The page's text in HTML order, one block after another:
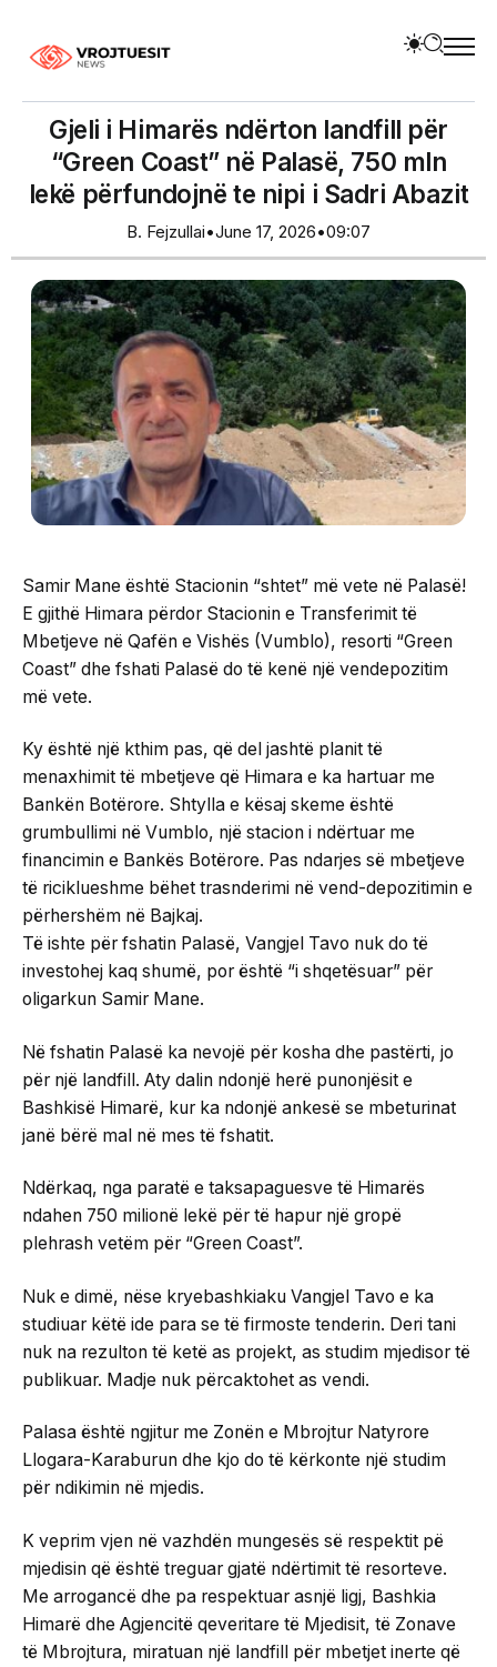
Gjeli i Himarës ndërton landfill për
“Green Coast” në Palasë, 750 mln
lekë përfundojnë te nipi i Sadri Abazit
B. Fejzullai•June 17, 2026•09:07
Samir Mane është Stacionin “shtet” më vete në Palasë!
E gjithë Himara përdor Stacionin e Transferimit të
Mbetjeve në Qafën e Vishës (Vumblo), resorti “Green
Coast” dhe fshati Palasë do të kenë një vendepozitim
më vete.
Ky është një kthim pas, që del jashtë planit të
menaxhimit të mbetjeve që Himara e ka hartuar me
Bankën Botërore. Shtylla e kësaj skeme është
grumbullimi në Vumblo, një stacion i ndërtuar me
financimin e Bankës Botërore. Pas ndarjes së mbetjeve
të riciklueshme bëhet trasnderimi në vend-depozitimin e
përhershëm në Bajkaj.
Të ishte për fshatin Palasë, Vangjel Tavo nuk do të
investohej kaq shumë, por është “i shqetësuar” për
oligarkun Samir Mane.
Në fshatin Palasë ka nevojë për kosha dhe pastërti, jo
për një landfill. Aty dalin ndonjë herë punonjësit e
Bashkisë Himarë, kur ka ndonjë ankesë se mbeturinat
janë bërë mal në mes të fshatit.
Ndërkaq, nga paratë e taksapaguesve të Himarës
ndahen 750 milionë lekë për të hapur një gropë
plehrash vetëm për “Green Coast”.
Nuk e dimë, nëse kryebashkiaku Vangjel Tavo e ka
studiuar këtë ide para se të firmoste tenderin. Deri tani
nuk na rezulton të ketë as projekt, as studim mjedisor të
publikuar. Madje nuk përcaktohet as vendi.
Palasa është ngjitur me Zonën e Mbrojtur Natyrore
Llogara-Karaburun dhe kjo do të kërkonte një studim
për ndikimin në mjedis.
K veprim vjen në vazhdën mungesës së respektit pë
mjedisin që është treguar gjatë ndërtimit të resorteve.
Me arrogancë dhe pa respektuar asnjë ligj, Bashkia
Himarë dhe Agjencitë qeveritare të Mjedisit, të Zonave
të Mbrojtura, miratuan një landfill për mbetjet inerte që